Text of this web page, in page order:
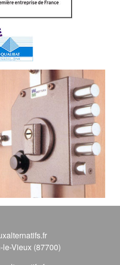
le-Vieux (87700)